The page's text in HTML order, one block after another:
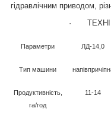
гідравлічним приводом,
·
Параметри ЛД-14,0
Тип машини
Продуктивність,
га/год
11-14